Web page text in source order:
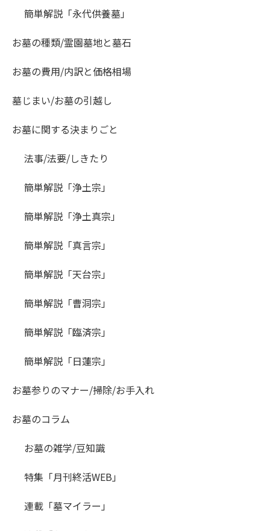
簡単解説「永代供養墓」
お墓の種類/霊園墓地と墓石
お墓の費用/内訳と価格相場
墓じまい/お墓の引越し
お墓に関する決まりごと
法事/法要/しきたり
簡単解説「浄土宗」
簡単解説「浄土真宗」
簡単解説「真言宗」
簡単解説「天台宗」
簡単解説「曹洞宗」
簡単解説「臨済宗」
簡単解説「日蓮宗」
お墓参りのマナー/掃除/お手入れ
お墓のコラム
お墓の雑学/豆知識
特集「月刊終活WEB」
連載「墓マイラー」